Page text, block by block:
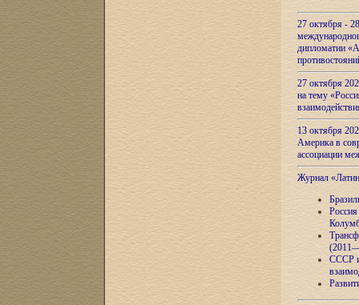
27 октября -
дипломатии
27 октября
на тему
13 октября
Америка в
ассоциации
Журнал
СССР и